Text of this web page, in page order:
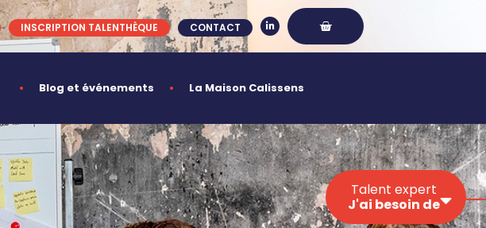
INSCRIPTION TALENTHÈQUE CONTACT
Blog et événements La Maison Calissens
Talent expert
J'ai besoin de